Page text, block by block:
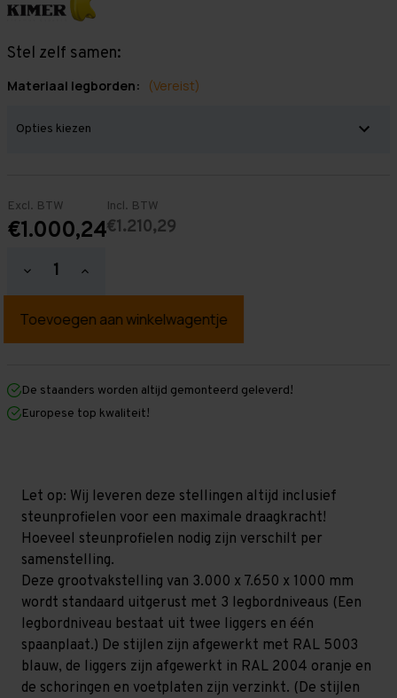
Stel zelf samen:
Materiaal legborden: (Vereist)
Excl. BTW
€1.000,24
Incl. BTW
€1.210,29
Hoeveelheid
verlagen
Grootvakstelling
mm
mm
x
1.000
niveaus
GALVA
Hoeveelheid
verhogen
Grootvakstelling
mm
mm
1.000
niveaus
GALVA
De staanders worden altijd gemonteerd geleverd!
Europese top kwaliteit!
Let op: Wij leveren deze stellingen altijd inclusief
steunprofielen voor een maximale draagkracht!
Hoeveel steunprofielen nodig zijn verschilt per
samenstelling.
Deze grootvakstelling van 3.000 x 7.650 x 1000 mm
wordt standaard uitgerust met 3 legbordniveaus (Een
legbordniveau bestaat uit twee liggers en één
spaanplaat.) De stijlen zijn afgewerkt met RAL 5003
blauw, de liggers zijn afgewerkt in RAL 2004 oranje en
de schoringen en voetplaten zijn verzinkt. (De stijlen